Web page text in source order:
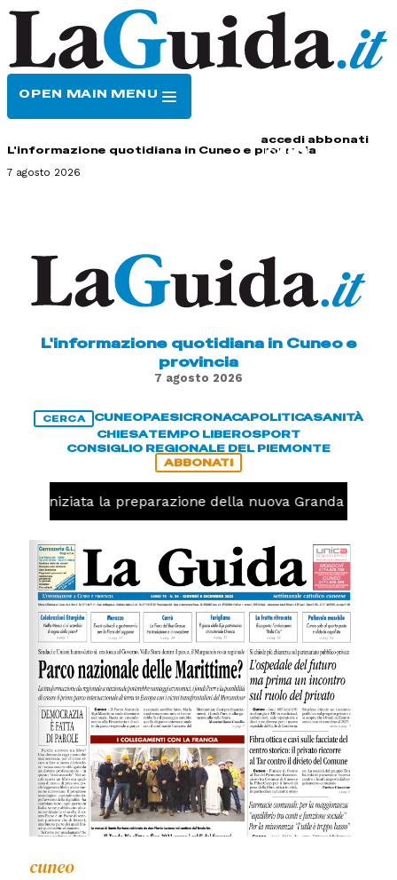
OPEN MAIN MENU
accedi abbonati
L'informazione quotidiana in Cuneo e provincia
7 agosto 2026
L'informazione quotidiana in Cuneo e
provincia
7 agosto 2026
CERCA CUNEOPAESICRONACAPOLITICASANITÀ
CHIESATEMPO LIBEROSPORT
CONSIGLIO REGIONALE DEL PIEMONTE
ABBONATI
iniziata la preparazione della nuova Granda Volley
cuneo